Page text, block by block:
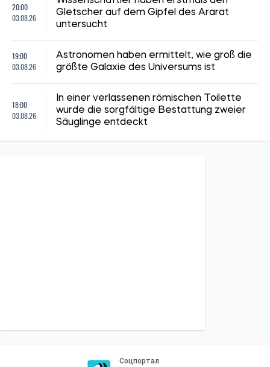
20:00
03.08.26
Gletscher auf dem Gipfel des Ararat
untersucht
19:00
03.08.26
Astronomen haben ermittelt, wie groß die
größte Galaxie des Universums ist
18:00
03.08.26
In einer verlassenen römischen Toilette
wurde die sorgfältige Bestattung zweier
Säuglinge entdeckt